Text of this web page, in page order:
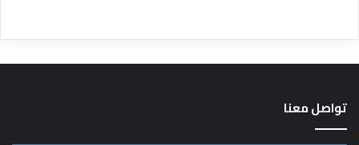
تواصل معنا